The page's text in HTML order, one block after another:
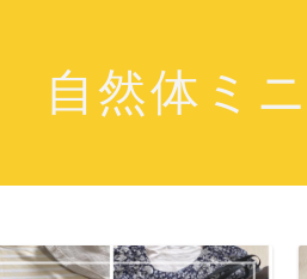
自然体ミ